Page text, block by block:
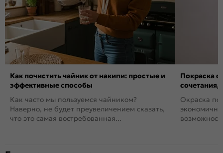
Как почистить чайник от накипи: простые и
эффективные способы
Как часто мы пользуемся чайником?
Наверно, не будет преувеличением сказать,
что это самая востребованная...
Покраска
сочетания,
Окраска